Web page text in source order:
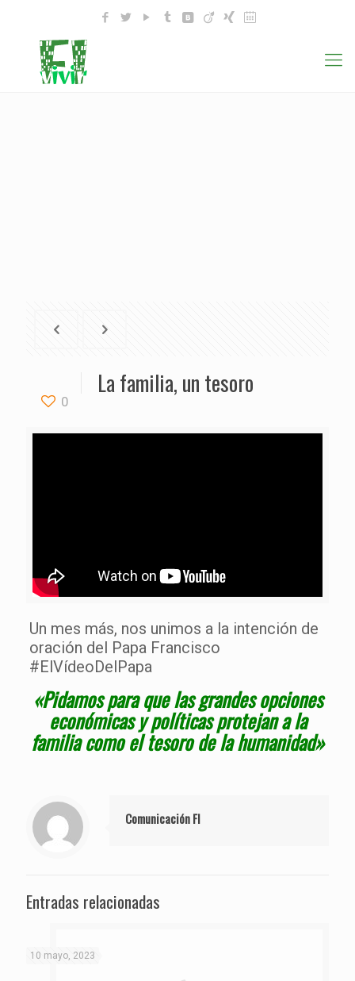
0
La familia, un tesoro
Un mes más, nos unimos a la intención de
oración del Papa Francisco
#ElVídeoDelPapa
«Pidamos para que las grandes opciones
económicas y políticas protejan a la
familia como el tesoro de la humanidad»
Comunicación FI
Entradas relacionadas
10 mayo, 2023